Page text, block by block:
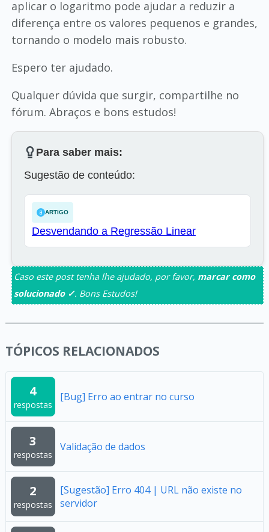
aplicar o logaritmo pode ajudar a reduzir a
diferença entre os valores pequenos e grandes,
tornando o modelo mais robusto.
Espero ter ajudado.
Qualquer dúvida que surgir, compartilhe no
fórum. Abraços e bons estudos!
Para saber mais:
Sugestão de conteúdo:
ARTIGO
Desvendando a Regressão Linear
Caso este post tenha lhe ajudado, por favor, marcar como
solucionado ✓. Bons Estudos!
TÓPICOS RELACIONADOS
4
respostas
[Bug] Erro ao entrar no curso
3
respostas
Validação de dados
2
respostas
[Sugestão] Erro 404 | URL não existe no
servidor